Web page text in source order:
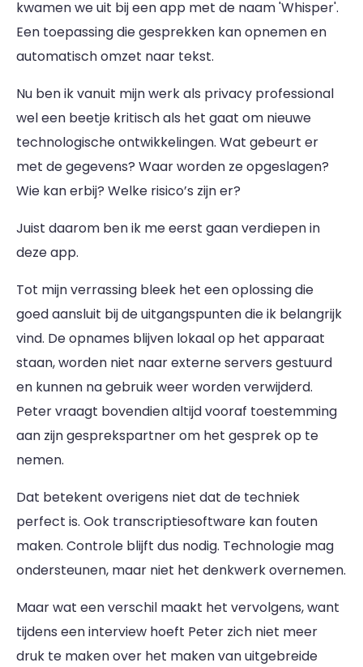
kwamen we uit bij een app met de naam 'Whisper'.
Een toepassing die gesprekken kan opnemen en
automatisch omzet naar tekst.
Nu ben ik vanuit mijn werk als privacy professional
wel een beetje kritisch als het gaat om nieuwe
technologische ontwikkelingen. Wat gebeurt er
met de gegevens? Waar worden ze opgeslagen?
Wie kan erbij? Welke risico’s zijn er?
Juist daarom ben ik me eerst gaan verdiepen in
deze app.
Tot mijn verrassing bleek het een oplossing die
goed aansluit bij de uitgangspunten die ik belangrijk
vind. De opnames blijven lokaal op het apparaat
staan, worden niet naar externe servers gestuurd
en kunnen na gebruik weer worden verwijderd.
Peter vraagt bovendien altijd vooraf toestemming
aan zijn gesprekspartner om het gesprek op te
nemen.
Dat betekent overigens niet dat de techniek
perfect is. Ook transcriptiesoftware kan fouten
maken. Controle blijft dus nodig. Technologie mag
ondersteunen, maar niet het denkwerk overnemen.
Maar wat een verschil maakt het vervolgens, want
tijdens een interview hoeft Peter zich niet meer
druk te maken over het maken van uitgebreide